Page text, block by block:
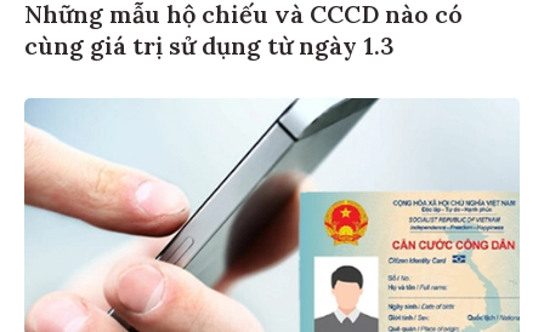
Những mẫu hộ chiếu và CCCD nào có
cùng giá trị sử dụng từ ngày 1.3